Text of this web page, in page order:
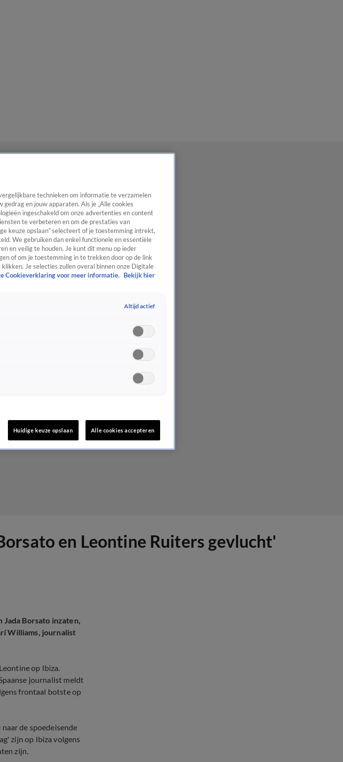
en Leontine Ruiters gevlucht'
Borsato inzaten,
Williams, journalist
op Ibiza.
journalist meldt
frontaal botste op
de spoedeisende
zijn op Ibiza volgens
zijn.
technieken om informatie te verzamelen
en jouw apparaten. Als je „Alle cookies
ingeschakeld om onze advertenties en content
te verbeteren en om de prestaties van
keuze opslaan” selecteert of je toestemming intrekt,
We gebruiken dan enkel functionele en essentiële
en veilig te houden. Je kunt dit menu op ieder
of om je toestemming in te trekken door op de link
Je selecties zullen overal binnen onze Digitale
Cookieverklaring voor meer informatie.
Bekijk hier
Altijd actief
Huidige keuze opslaan Alle cookies accepteren